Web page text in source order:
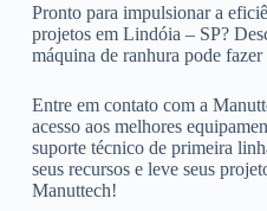
Pronto para impulsionar a
projetos em Lindóia – SP?
máquina de ranhura pode fazer
Entre em contato com a
acesso aos melhores
suporte técnico de primeira
seus recursos e leve seus
Manuttech!